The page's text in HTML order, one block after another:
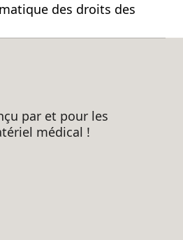
des droits des
par et pour les
médical !